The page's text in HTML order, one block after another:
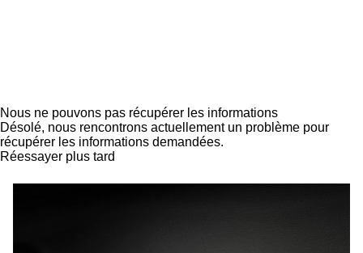
Nous ne pouvons pas récupérer les informations
Désolé, nous rencontrons actuellement un problème pour
récupérer les informations demandées.
Réessayer plus tard